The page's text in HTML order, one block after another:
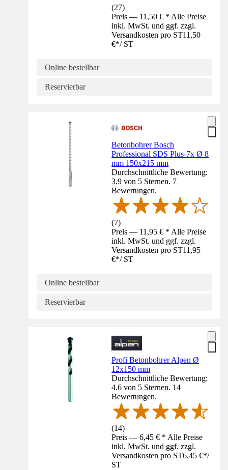
(27)
Preis — 11,50 € * Alle Preise
inkl. MwSt. und ggf. zzgl.
Versandkosten pro ST11,50
€*/ ST
Online bestellbar
Reservierbar
Betonbohrer Bosch
Professional SDS Plus-7x Ø 8
mm 150x215 mm
Durchschnittliche Bewertung:
3.9 von 5 Sternen. 7
Bewertungen.
(7)
Preis — 11,95 € * Alle Preise
inkl. MwSt. und ggf. zzgl.
Versandkosten pro ST11,95
€*/ ST
Online bestellbar
Reservierbar
Profi Betonbohrer Alpen Ø
12x150 mm
Durchschnittliche Bewertung:
4.6 von 5 Sternen. 14
Bewertungen.
(14)
Preis — 6,45 € * Alle Preise
inkl. MwSt. und ggf. zzgl.
Versandkosten pro ST6,45 €*/
ST